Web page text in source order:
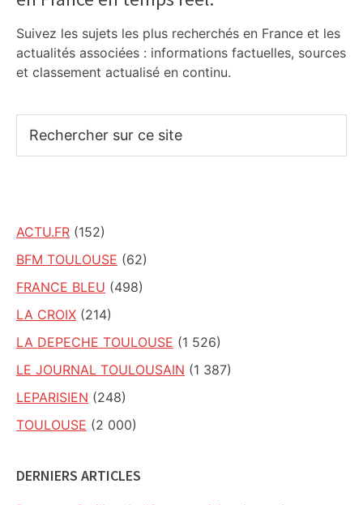
Suivez les sujets les plus recherchés en France et les
actualités associées : informations factuelles, sources
et classement actualisé en continu.
sur
ACTU.FR (152)
BFM TOULOUSE (62)
FRANCE BLEU (498)
LA CROIX (214)
LA DEPECHE TOULOUSE (1 526)
LE JOURNAL TOULOUSAIN (1 387)
LEPARISIEN (248)
TOULOUSE (2 000)
DERNIERS ARTICLES